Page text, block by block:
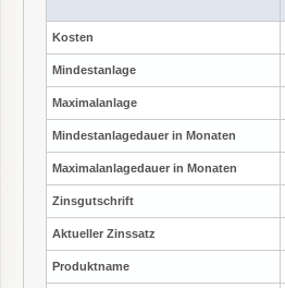
Kosten
Mindestanlage
Maximalanlage
Mindestanlagedauer in Monaten
Maximalanlagedauer in Monaten
Zinsgutschrift
Aktueller Zinssatz
Produktname